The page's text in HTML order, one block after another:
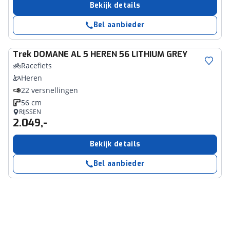
Bekijk details
Bel aanbieder
Trek DOMANE AL 5 HEREN 56 LITHIUM GREY
Racefiets
Heren
22 versnellingen
56 cm
RIJSSEN
2.049,-
Bekijk details
Bel aanbieder